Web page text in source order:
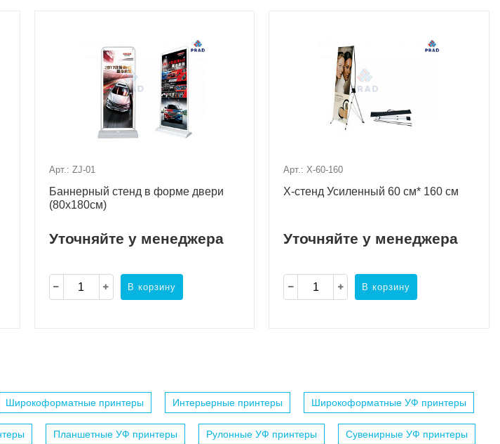
Арт.: ZJ-01
Баннерный стенд в форме двери
(80х180см)
Уточняйте у менеджера
В корзину
Арт.: X-60-160
X-стенд Усиленный 60 см* 160 см
Уточняйте у менеджера
В корзину
Широкоформатные принтеры Интерьерные принтеры Широкоформатные УФ принтеры
Планшетные УФ принтеры Рулонные УФ принтеры Сувенирные УФ принтеры